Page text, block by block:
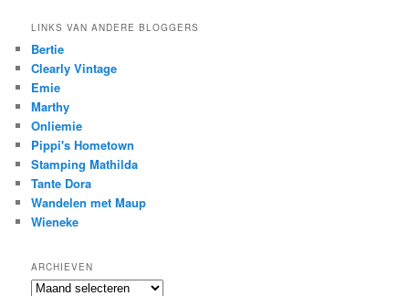
LINKS VAN ANDERE BLOGGERS
Bertie
Clearly Vintage
Emie
Marthy
Onliemie
Pippi's Hometown
Stamping Mathilda
Tante Dora
Wandelen met Maup
Wieneke
ARCHIEVEN
Archieven